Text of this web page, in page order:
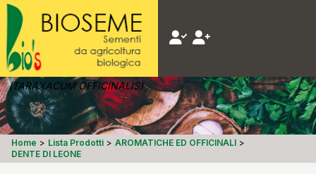
Home > Lista Prodotti > AROMATICHE ED OFFICINALI >
DENTE DI LEONE
(TARAXACUM OFFICINALIS)